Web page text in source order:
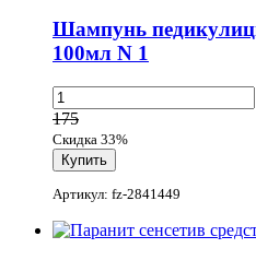
Шампунь
100мл N 1
175
Скидка 33%
Артикул: fz-2841449